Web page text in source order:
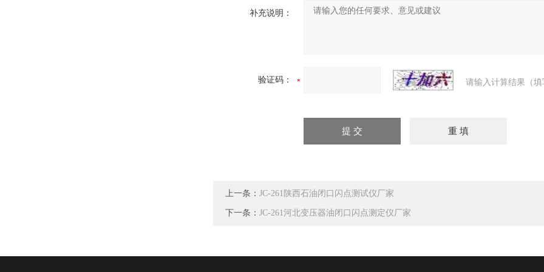
补充说明：
验证码： 请输入计算结果（
上一条：JC-261陕西石油闭口闪点测试仪厂家
下一条：JC-261河北变压器油闭口闪点测定仪厂家